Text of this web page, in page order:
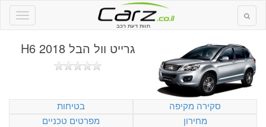
חוות דעת רכב
גרייט וול הבל H6 2018
סקירה מקיפה
בטיחות
מחירון
מפרטים טכניים